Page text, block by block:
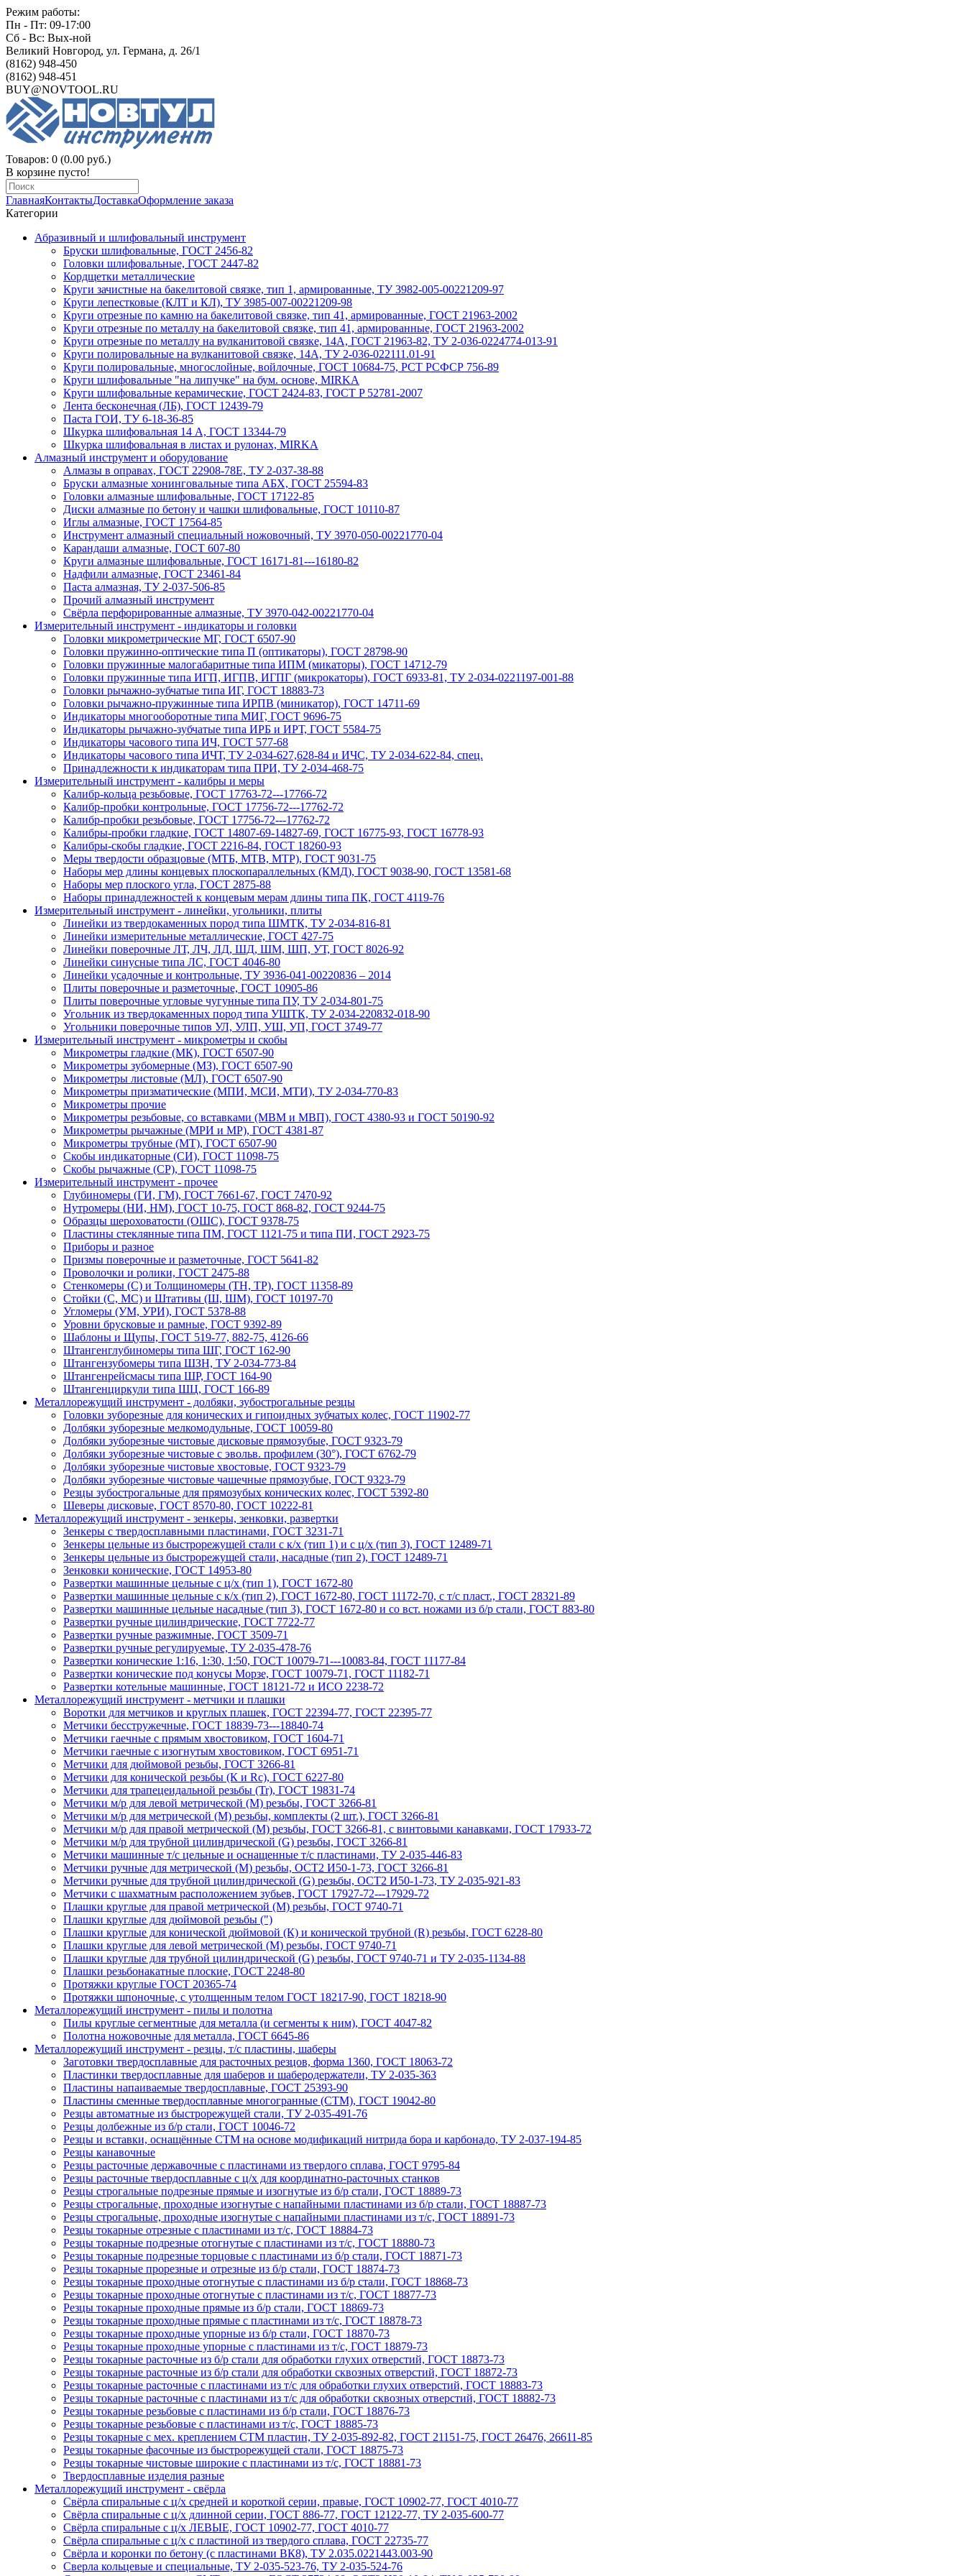
Режим работы:
Пн - Пт: 09-17:00
Сб - Вс: Вых-ной
Великий Новгород, ул. Германа, д. 26/1
(8162) 948-450
(8162) 948-451
BUY@NOVTOOL.RU
Товаров: 0 (0.00 руб.)
В корзине пусто!
ГлавнаяКонтактыДоставкаОформление заказа
Категории
Абразивный и шлифовальный инструмент
Бруски шлифовальные, ГОСТ 2456-82
Головки шлифовальные, ГОСТ 2447-82
Кордщетки металлические
Круги зачистные на бакелитовой связке, тип 1, армированные, ТУ 3982-005-00221209-97
Круги лепестковые (КЛТ и КЛ), ТУ 3985-007-00221209-98
Круги отрезные по камню на бакелитовой связке, тип 41, армированные, ГОСТ 21963-2002
Круги отрезные по металлу на бакелитовой связке, тип 41, армированные, ГОСТ 21963-2002
Круги отрезные по металлу на вулканитовой связке, 14А, ГОСТ 21963-82, ТУ 2-036-0224774-013-91
Круги полировальные на вулканитовой связке, 14А, ТУ 2-036-022111.01-91
Круги полировальные, многослойные, войлочные, ГОСТ 10684-75, РСТ РСФСР 756-89
Круги шлифовальные "на липучке" на бум. основе, MIRKA
Круги шлифовальные керамические, ГОСТ 2424-83, ГОСТ P 52781-2007
Лента бесконечная (ЛБ), ГОСТ 12439-79
Паста ГОИ, ТУ 6-18-36-85
Шкурка шлифовальная 14 А, ГОСТ 13344-79
Шкурка шлифовальная в листах и рулонах, MIRKA
Алмазный инструмент и оборудование
Алмазы в оправах, ГОСТ 22908-78Е, ТУ 2-037-38-88
Бруски алмазные хонинговальные типа АБХ, ГОСТ 25594-83
Головки алмазные шлифовальные, ГОСТ 17122-85
Диски алмазные по бетону и чашки шлифовальные, ГОСТ 10110-87
Иглы алмазные, ГОСТ 17564-85
Инструмент алмазный специальный ножовочный, ТУ 3970-050-00221770-04
Карандаши алмазные, ГОСТ 607-80
Круги алмазные шлифовальные, ГОСТ 16171-81---16180-82
Надфили алмазные, ГОСТ 23461-84
Паста алмазная, ТУ 2-037-506-85
Прочий алмазный инструмент
Свёрла перфорированные алмазные, ТУ 3970-042-00221770-04
Измерительный инструмент - индикаторы и головки
Головки микрометрические МГ, ГОСТ 6507-90
Головки пружинно-оптические типа П (оптикаторы), ГОСТ 28798-90
Головки пружинные малогабаритные типа ИПМ (микаторы), ГОСТ 14712-79
Головки пружинные типа ИГП, ИГПВ, ИГПГ (микрокаторы), ГОСТ 6933-81, ТУ 2-034-0221197-001-88
Головки рычажно-зубчатые типа ИГ, ГОСТ 18883-73
Головки рычажно-пружинные типа ИРПВ (миникатор), ГОСТ 14711-69
Индикаторы многооборотные типа МИГ, ГОСТ 9696-75
Индикаторы рычажно-зубчатые типа ИРБ и ИРТ, ГОСТ 5584-75
Индикаторы часового типа ИЧ, ГОСТ 577-68
Индикаторы часового типа ИЧТ, ТУ 2-034-627,628-84 и ИЧС, ТУ 2-034-622-84, спец.
Принадлежности к индикаторам типа ПРИ, ТУ 2-034-468-75
Измерительный инструмент - калибры и меры
Калибр-кольца резьбовые, ГОСТ 17763-72---17766-72
Калибр-пробки контрольные, ГОСТ 17756-72---17762-72
Калибр-пробки резьбовые, ГОСТ 17756-72---17762-72
Калибры-пробки гладкие, ГОСТ 14807-69-14827-69, ГОСТ 16775-93, ГОСТ 16778-93
Калибры-скобы гладкие, ГОСТ 2216-84, ГОСТ 18260-93
Меры твердости образцовые (МТБ, МТВ, МТР), ГОСТ 9031-75
Наборы мер длины концевых плоскопараллельных (КМД), ГОСТ 9038-90, ГОСТ 13581-68
Наборы мер плоского угла, ГОСТ 2875-88
Наборы принадлежностей к концевым мерам длины типа ПК, ГОСТ 4119-76
Измерительный инструмент - линейки, угольники, плиты
Линейки из твердокаменных пород типа ШМТК, ТУ 2-034-816-81
Линейки измерительные металлические, ГОСТ 427-75
Линейки поверочные ЛТ, ЛЧ, ЛД, ШД, ШМ, ШП, УТ, ГОСТ 8026-92
Линейки синусные типа ЛС, ГОСТ 4046-80
Линейки усадочные и контрольные, ТУ 3936-041-00220836 – 2014
Плиты поверочные и разметочные, ГОСТ 10905-86
Плиты поверочные угловые чугунные типа ПУ, ТУ 2-034-801-75
Угольник из твердокаменных пород типа УШТК, ТУ 2-034-220832-018-90
Угольники поверочные типов УЛ, УЛП, УШ, УП, ГОСТ 3749-77
Измерительный инструмент - микрометры и скобы
Микрометры гладкие (МК), ГОСТ 6507-90
Микрометры зубомерные (МЗ), ГОСТ 6507-90
Микрометры листовые (МЛ), ГОСТ 6507-90
Микрометры призматические (МПИ, МСИ, МТИ), ТУ 2-034-770-83
Микрометры прочие
Микрометры резьбовые, со вставками (МВМ и МВП), ГОСТ 4380-93 и ГОСТ 50190-92
Микрометры рычажные (МРИ и МР), ГОСТ 4381-87
Микрометры трубные (МТ), ГОСТ 6507-90
Скобы индикаторные (СИ), ГОСТ 11098-75
Скобы рычажные (СР), ГОСТ 11098-75
Измерительный инструмент - прочее
Глубиномеры (ГИ, ГМ), ГОСТ 7661-67, ГОСТ 7470-92
Нутромеры (НИ, НМ), ГОСТ 10-75, ГОСТ 868-82, ГОСТ 9244-75
Образцы шероховатости (ОШС), ГОСТ 9378-75
Пластины стеклянные типа ПМ, ГОСТ 1121-75 и типа ПИ, ГОСТ 2923-75
Приборы и разное
Призмы поверочные и разметочные, ГОСТ 5641-82
Проволочки и ролики, ГОСТ 2475-88
Стенкомеры (С) и Толщиномеры (ТН, ТР), ГОСТ 11358-89
Стойки (С, МС) и Штативы (Ш, ШМ), ГОСТ 10197-70
Угломеры (УМ, УРИ), ГОСТ 5378-88
Уровни брусковые и рамные, ГОСТ 9392-89
Шаблоны и Щупы, ГОСТ 519-77, 882-75, 4126-66
Штангенглубиномеры типа ШГ, ГОСТ 162-90
Штангензубомеры типа ШЗН, ТУ 2-034-773-84
Штангенрейсмасы типа ШР, ГОСТ 164-90
Штангенциркули типа ШЦ, ГОСТ 166-89
Металлорежущий инструмент - долбяки, зубострогальные резцы
Головки зуборезные для конических и гипоидных зубчатых колес, ГОСТ 11902-77
Долбяки зуборезные мелкомодульные, ГОСТ 10059-80
Долбяки зуборезные чистовые дисковые прямозубые, ГОСТ 9323-79
Долбяки зуборезные чистовые с эвольв. профилем (30°), ГОСТ 6762-79
Долбяки зуборезные чистовые хвостовые, ГОСТ 9323-79
Долбяки зуборезные чистовые чашечные прямозубые, ГОСТ 9323-79
Резцы зубострогальные для прямозубых конических колес, ГОСТ 5392-80
Шеверы дисковые, ГОСТ 8570-80, ГОСТ 10222-81
Металлорежущий инструмент - зенкеры, зенковки, развертки
Зeнкeры с твердосплавными пластинами, ГОСТ 3231-71
Зeнкeры цельные из быстрорежущей стали с к/х (тип 1) и с ц/х (тип 3), ГОСТ 12489-71
Зeнкeры цельные из быстрорежущей стали, насадные (тип 2), ГОСТ 12489-71
Зенковки конические, ГОСТ 14953-80
Рaзвeртки мaшинныe цельные с ц/х (тип 1), ГОСТ 1672-80
Рaзвeртки мaшинные цельные с к/х (тип 2), ГОСТ 1672-80, ГОСТ 11172-70, с т/с пласт., ГОСТ 28321-89
Рaзвeртки машинные цельные насадные (тип 3), ГОСТ 1672-80 и со вст. ножами из б/р стали, ГОСТ 883-80
Рaзвертки ручныe цилиндрические, ГОСТ 7722-77
Рaзвертки ручные разжимные, ГОСТ 3509-71
Рaзвертки ручные регулируемые, ТУ 2-035-478-76
Развертки конические 1:16, 1:30, 1:50, ГОСТ 10079-71---10083-84, ГОСТ 11177-84
Развертки конические под конусы Морзе, ГОСТ 10079-71, ГОСТ 11182-71
Развертки котельные машинные, ГОСТ 18121-72 и ИСО 2238-72
Металлорежущий инструмент - метчики и плашки
Воротки для метчиков и круглых плашек, ГОСТ 22394-77, ГОСТ 22395-77
Метчики бесстружечные, ГОСТ 18839-73---18840-74
Метчики гaечные с прямым хвостовиком, ГОСТ 1604-71
Метчики гаечные с изогнутым хвостовиком, ГОСТ 6951-71
Метчики для дюймовой резьбы, ГОСТ 3266-81
Метчики для конической резьбы (К и Rc), ГОСТ 6227-80
Метчики для трапецеидальной резьбы (Tr), ГОСТ 19831-74
Метчики м/р для левой метрической (М) резьбы, ГОСТ 3266-81
Метчики м/р для метрической (М) резьбы, комплекты (2 шт.), ГОСТ 3266-81
Метчики м/р для правой метрической (М) резьбы, ГОСТ 3266-81, с винтовыми канавками, ГОСТ 17933-72
Метчики м/р для трубной цилиндрической (G) резьбы, ГОСТ 3266-81
Метчики машинные т/с цельные и оснащенные т/с пластинами, ТУ 2-035-446-83
Метчики ручные для метрической (М) резьбы, ОСТ2 И50-1-73, ГОСТ 3266-81
Метчики ручные для трубной цилиндрической (G) резьбы, ОСТ2 И50-1-73, ТУ 2-035-921-83
Метчики с шахматным расположением зубьев, ГОСТ 17927-72---17929-72
Плaшки круглые для правой метрической (М) резьбы, ГОСТ 9740-71
Плашки круглые для дюймовой резьбы (")
Плашки круглые для конической дюймовой (К) и конической трубной (R) резьбы, ГОСТ 6228-80
Плашки круглые для левой метрической (М) резьбы, ГОСТ 9740-71
Плашки круглые для трубной цилиндрической (G) резьбы, ГОСТ 9740-71 и ТУ 2-035-1134-88
Плашки резьбонакатные плоские, ГОСТ 2248-80
Протяжки круглые ГОСТ 20365-74
Протяжки шпоночные, с утолщенным телом ГОСТ 18217-90, ГОСТ 18218-90
Металлорежущий инструмент - пилы и полотна
Пилы круглые сегментные для металла (и сегменты к ним), ГОСТ 4047-82
Полотна ножовочные для металла, ГОСТ 6645-86
Металлорежущий инструмент - резцы, т/с пластины, шаберы
Заготовки твердосплавные для расточных резцов, форма 1360, ГОСТ 18063-72
Пластинки твердосплавные для шаберов и шаберодержатели, ТУ 2-035-363
Пластины напаивaемые твердосплавные, ГОСТ 25393-90
Пластины сменные твердосплавные многогранные (СТМ), ГОСТ 19042-80
Резцы автоматные из быстрорежущей стали, ТУ 2-035-491-76
Резцы долбежные из б/р стали, ГОСТ 10046-72
Резцы и вставки, оснащённые СТМ на основе модификаций нитрида бора и карбонадо, ТУ 2-037-194-85
Резцы канавочные
Резцы расточные державочные с пластинами из твердого сплава, ГОСТ 9795-84
Резцы расточные твердосплавные с ц/х для координатно-расточных станков
Резцы строгальные подрезные прямые и изогнутые из б/р стали, ГОСТ 18889-73
Резцы строгальные, проходные изогнутые с напайными пластинами из б/р стали, ГОСТ 18887-73
Резцы строгальные, проходные изогнутые с напайными пластинами из т/с, ГОСТ 18891-73
Резцы токарные отрезные с пластинами из т/с, ГОСТ 18884-73
Резцы токарные подрезные отогнутые с пластинами из т/с, ГОСТ 18880-73
Резцы токарные подрезные торцовые с пластинами из б/р стали, ГОСТ 18871-73
Резцы токарные прорезные и отрезные из б/р стали, ГОСТ 18874-73
Резцы токарные проходные отогнутые с пластинами из б/р стали, ГОСТ 18868-73
Резцы токарные проходные отогнутые с пластинами из т/с, ГОСТ 18877-73
Резцы токарные проходные прямые из б/р стали, ГОСТ 18869-73
Резцы токарные проходные прямые с пластинами из т/с, ГОСТ 18878-73
Резцы токарные проходные упорные из б/р стали, ГОСТ 18870-73
Резцы токарные проходные упорные с пластинами из т/с, ГОСТ 18879-73
Резцы токарные расточные из б/р стали для обработки глухих отверстий, ГОСТ 18873-73
Резцы токарные расточные из б/р стали для обработки сквозных отверстий, ГОСТ 18872-73
Резцы токарные расточные с пластинами из т/с для обработки глухих отверстий, ГОСТ 18883-73
Резцы токарные расточные с пластинами из т/с для обработки сквозных отверстий, ГОСТ 18882-73
Резцы токарные резьбовые с пластинами из б/р стали, ГОСТ 18876-73
Резцы токарные резьбовые с пластинами из т/с, ГОСТ 18885-73
Резцы токарные с мех. креплением СТМ пластин, ТУ 2-035-892-82, ГОСТ 21151-75, ГОСТ 26476, 26611-85
Резцы токарные фасочные из быстрорежущей стали, ГОСТ 18875-73
Резцы токарные чистовые широкие с пластинами из т/с, ГОСТ 18881-73
Твердосплавные изделия разные
Металлорежущий инструмент - свёрла
Свёрла спиральные с ц/х средней и короткой серии, правые, ГОСТ 10902-77, ГОСТ 4010-77
Свёрла спиральные с ц/х длинной серии, ГОСТ 886-77, ГОСТ 12122-77, ТУ 2-035-600-77
Свёрла спиральные с ц/х ЛЕВЫЕ, ГОСТ 10902-77, ГОСТ 4010-77
Свёрла спиральные с ц/х с пластиной из твердого сплава, ГОСТ 22735-77
Свёрла и коронки по бетону (с пластинами ВК8), ТУ 2.035.0221443.003-90
Сверла кольцевые и специальные, ТУ 2-035-523-76, ТУ 2-035-524-76